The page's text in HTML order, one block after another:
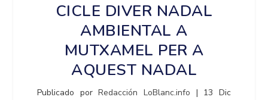
CICLE DIVER NADAL
AMBIENTAL A
MUTXAMEL PER A
AQUEST NADAL
Publicado porRedacción LoBlanc.info | 13 Dic